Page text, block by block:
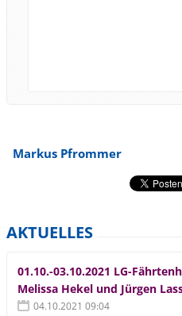
Markus Pfrommer
AKTUELLES
01.10.-03.10.2021 LG-
Melissa Hekel und Jürgen
04.10.2021 09:04